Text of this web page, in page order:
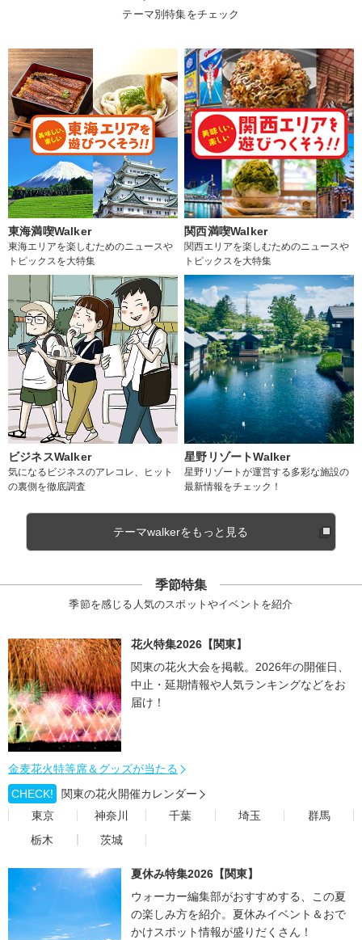
テーマ別特集をチェック
東海満喫Walker
東海エリアを楽しむためのニュースや
トピックスを大特集
関西満喫Walker
関西エリアを楽しむためのニュースや
トピックスを大特集
ビジネスWalker
気になるビジネスのアレコレ、ヒット
の裏側を徹底調査
星野リゾートWalker
星野リゾートが運営する多彩な施設の
最新情報をチェック！
テーマwalkerをもっと見る
季節特集
季節を感じる人気のスポットやイベントを紹介
花火特集2026【関東】
関東の花火大会を掲載。2026年の開催日、
中止・延期情報や人気ランキングなどをお
届け！
金麦花火特等席＆グッズが当たる
CHECK!
関東の花火開催カレンダー
東京
神奈川 千葉 埼玉
群馬
栃木
茨城
夏休み特集2026【関東】
ウォーカー編集部がおすすめする、この夏
の楽しみ方を紹介。夏休みイベント＆おで
かけスポット情報が盛りだくさん！